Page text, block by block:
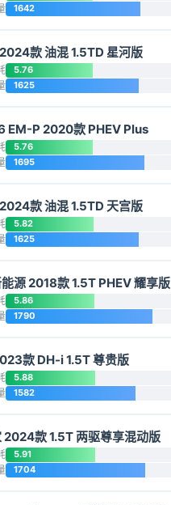
1642
款 油混 1.5TD 星河版
5.76
1625
EM-P 2020款 PHEV Plus
5.76
1695
款 油混 1.5TD 天宫版
5.82
1625
源 2018款 1.5T PHEV 耀享版
5.86
1790
款 DH-i 1.5T 尊贵版
5.88
1582
2024款 1.5T 两驱尊享混动版
5.91
1704